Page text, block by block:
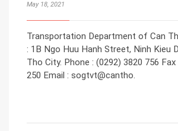
May 18, 2021
Transportation Department of Can
: 1B Ngo Huu Hanh Street, Ninh Kieu
Tho City. Phone : (0292) 3820 756
250 Email : sogtvt@cantho.